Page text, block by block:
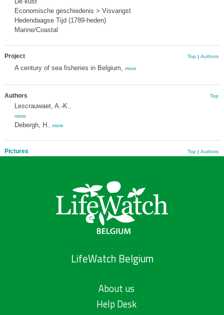
Economische geschiedenis > Visvangst
Hedendaagse Tijd (1789-heden)
Marine/Coastal
Project Top| Authors
A century of sea fisheries in Belgium, more
Authors Top
Lescrauwaet, A.-K.
more
Debergh, H. more
Pictures Top| Authors
LifeWatch Belgium
About us
Help Desk